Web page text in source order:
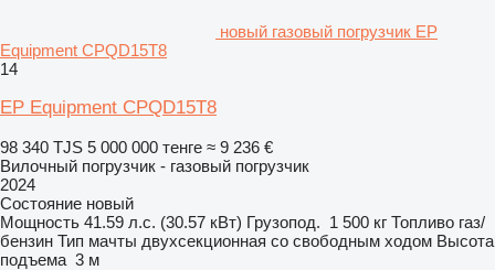
новый газовый погрузчик EP
Equipment CPQD15T8
14
EP Equipment CPQD15T8
98 340 TJS 5 000 000 тенге ≈ 9 236 €
Вилочный погрузчик - газовый погрузчик
2024
Состояние новый
Мощность 41.59 л.с. (30.57 кВт) Грузопод. 1 500 кг Топливо газ/
бензин Тип мачты двухсекционная со свободным ходом Высота
подъема 3 м